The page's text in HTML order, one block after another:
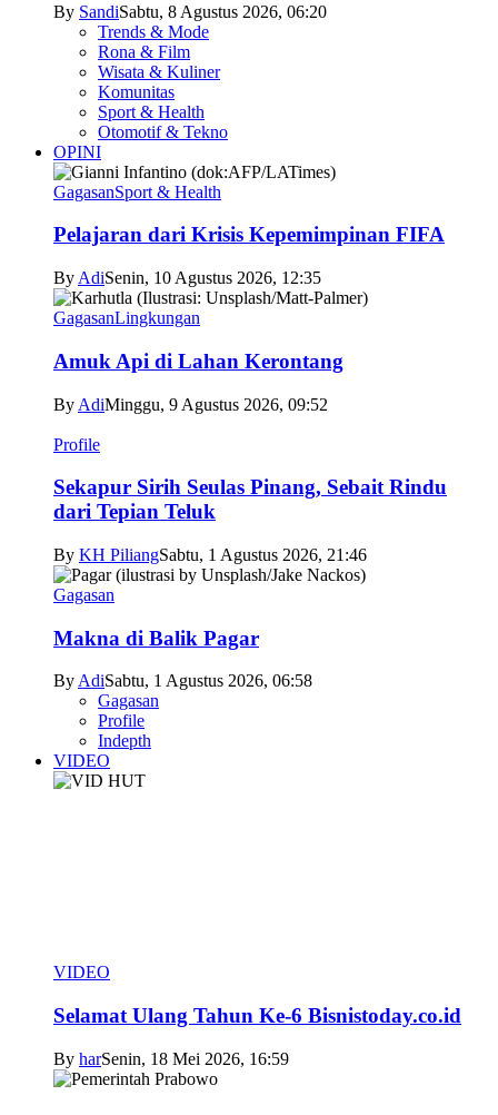
By SandiSabtu, 8 Agustus 2026, 06:20
Trends & Mode
Rona & Film
Wisata & Kuliner
Komunitas
Sport & Health
Otomotif & Tekno
OPINI
GagasanSport & Health
Pelajaran dari Krisis Kepemimpinan FIFA
By AdiSenin, 10 Agustus 2026, 12:35
GagasanLingkungan
Amuk Api di Lahan Kerontang
By AdiMinggu, 9 Agustus 2026, 09:52
Profile
Sekapur Sirih Seulas Pinang, Sebait Rindu
dari Tepian Teluk
By KH PiliangSabtu, 1 Agustus 2026, 21:46
Gagasan
Makna di Balik Pagar
ByAdiSabtu, 1 Agustus 2026, 06:58
Gagasan
Profile
Indepth
VIDEO
VIDEO
Selamat Ulang Tahun Ke-6 Bisnistoday.co.id
By harSenin, 18 Mei 2026, 16:59